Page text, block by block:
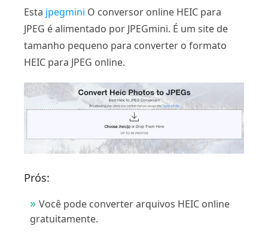
Esta jpegmini O conversor online HEIC para
JPEG é alimentado por JPEGmini. É um site de
tamanho pequeno para converter o formato
HEIC para JPEG online.
Prós:
Você pode converter arquivos HEIC online
gratuitamente.